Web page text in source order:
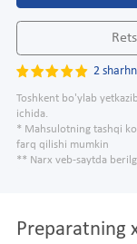
2
Toshkent bo'ylab
ichida.
* Mahsulotning tashqi
farq qilishi mumkin
** Narx veb-saytda
Preparatning